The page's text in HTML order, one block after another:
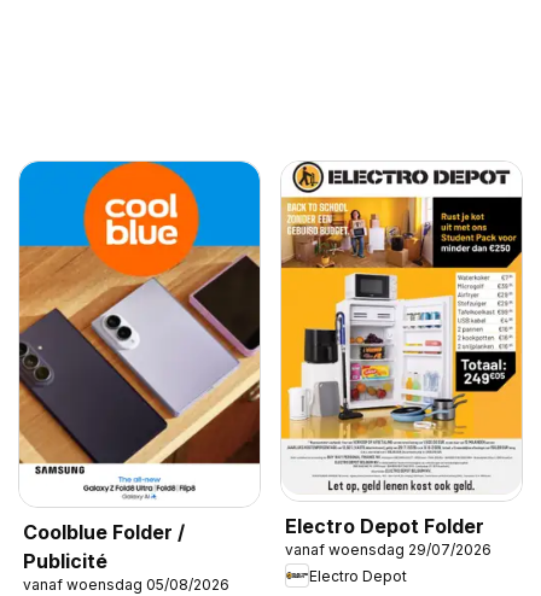
Coolblue Folder /
Publicité
vanaf woensdag 05/08/2026
Electro Depot Folder
vanaf woensdag 29/07/2026
Electro Depot